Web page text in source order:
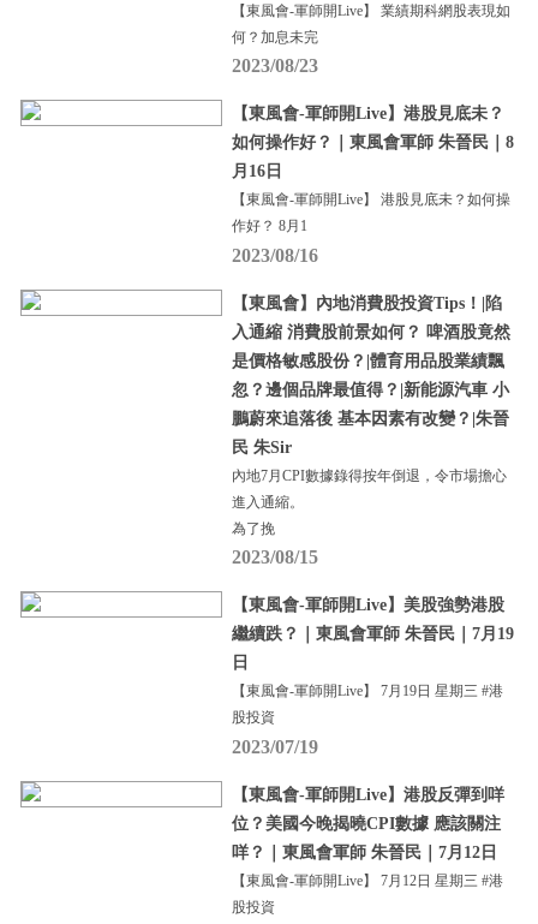
【東風會-軍師開Live】 業績期科網股表現如
何？加息未完
2023/08/23
【東風會-軍師開Live】港股見底未？
如何操作好？｜東風會軍師 朱晉民｜8
月16日
【東風會-軍師開Live】 港股見底未？如何操
作好？ 8月1
2023/08/16
【東風會】內地消費股投資Tips！|陷
入通縮 消費股前景如何？ 啤酒股竟然
是價格敏感股份？|體育用品股業績飄
忽？邊個品牌最值得？|新能源汽車 小
鵬蔚來追落後 基本因素有改變？|朱晉
民 朱Sir
內地7月CPI數據錄得按年倒退，令市場擔心
進入通縮。
為了挽
2023/08/15
【東風會-軍師開Live】美股強勢港股
繼續跌？｜東風會軍師 朱晉民｜7月19
日
【東風會-軍師開Live】 7月19日 星期三 #港
股投資
2023/07/19
【東風會-軍師開Live】港股反彈到咩
位？美國今晚揭曉CPI數據 應該關注
咩？｜東風會軍師 朱晉民｜7月12日
【東風會-軍師開Live】 7月12日 星期三 #港
股投資